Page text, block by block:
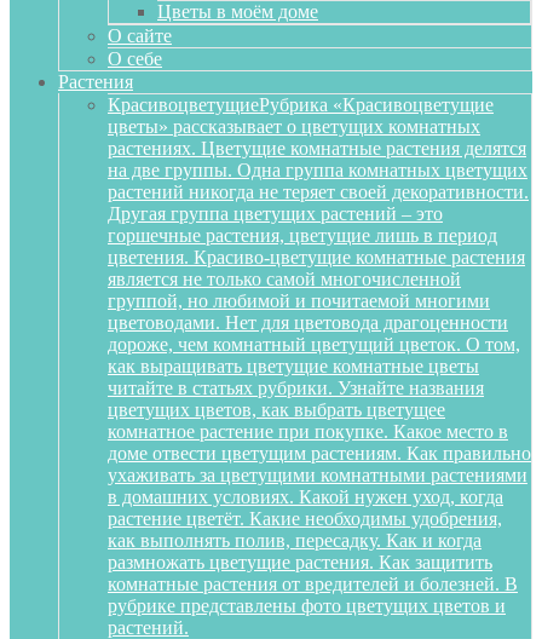
Цветы в моём доме
О сайте
О себе
Растения
КрасивоцветущиеРубрика «Красивоцветущие
цветы» рассказывает о цветущих комнатных
растениях. Цветущие комнатные растения делятся
на две группы. Одна группа комнатных цветущих
растений никогда не теряет своей декоративности.
Другая группа цветущих растений – это
горшечные растения, цветущие лишь в период
цветения. Красиво-цветущие комнатные растения
является не только самой многочисленной
группой, но любимой и почитаемой многими
цветоводами. Нет для цветовода драгоценности
дороже, чем комнатный цветущий цветок. О том,
как выращивать цветущие комнатные цветы
читайте в статьях рубрики. Узнайте названия
цветущих цветов, как выбрать цветущее
комнатное растение при покупке. Какое место в
доме отвести цветущим растениям. Как правильно
ухаживать за цветущими комнатными растениями
в домашних условиях. Какой нужен уход, когда
растение цветёт. Какие необходимы удобрения,
как выполнять полив, пересадку. Как и когда
размножать цветущие растения. Как защитить
комнатные растения от вредителей и болезней. В
рубрике представлены фото цветущих цветов и
растений.